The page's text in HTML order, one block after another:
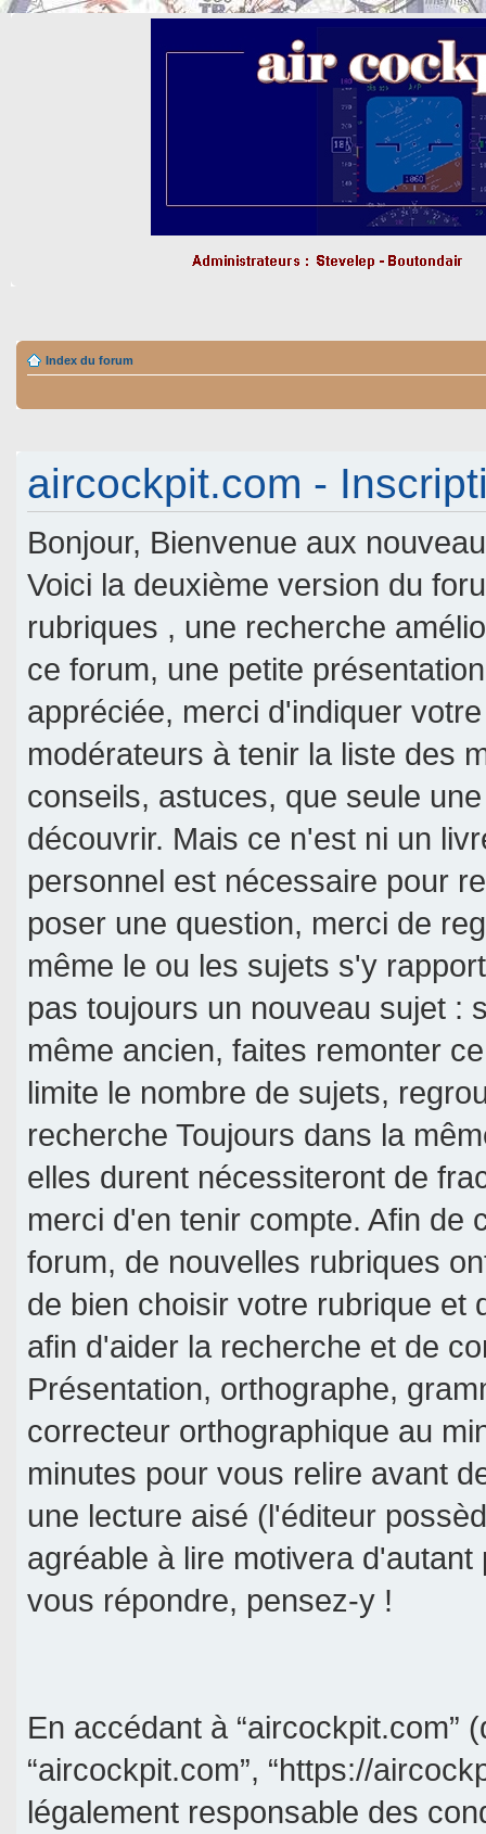
Index du forum
aircockpit.com -
Bonjour, Bienvenue aux
Voici la deuxième version du
rubriques , une recherche
ce forum, une petite
appréciée, merci d'indiquer
modérateurs à tenir la liste des
conseils, astuces, que seule
découvrir. Mais ce n'est ni un
personnel est nécessaire pour
poser une question, merci de
même le ou les sujets s'y
pas toujours un nouveau sujet :
même ancien, faites remonter
limite le nombre de sujets,
recherche Toujours dans la
elles durent nécessiteront de
merci d'en tenir compte. Afin de
forum, de nouvelles rubriques
de bien choisir votre rubrique et
afin d'aider la recherche et de
Présentation, orthographe,
correcteur orthographique au
minutes pour vous relire avant
une lecture aisé (l'éditeur
agréable à lire motivera
vous répondre, pensez-y !
En accédant à “aircockpit.com”
“aircockpit.com”, “https://
légalement responsable des